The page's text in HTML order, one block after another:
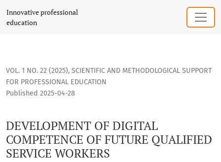
DEVELOPMENT OF DIGITAL COMPETENCE OF FUTURE
Innovative professional
education
VOL. 1 NO. 22 (2025), SCIENTIFIC AND METHODOLOGICAL SUPPORT
FOR PROFESSIONAL EDUCATION
DEVELOPMENT OF DIGITAL
COMPETENCE OF FUTURE QUALIFIED
SERVICE WORKERS
Published 2025-04-28